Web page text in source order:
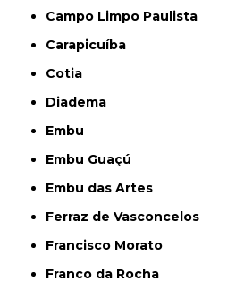
Campo Limpo Paulista
Carapicuíba
Cotia
Diadema
Embu
Embu Guaçú
Embu das Artes
Ferraz de Vasconcelos
Francisco Morato
Franco da Rocha